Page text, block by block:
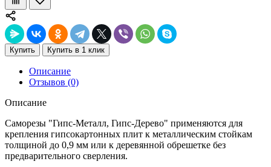
Купить Купить в 1 клик
Описание
Отзывов (0)
Описание
Саморезы "Гипс-Металл, Гипс-Дерево" применяются для
крепления гипсокартонных плит к металлическим стойкам
толщиной до 0,9 мм или к деревянной обрешетке без
предварительного сверления.